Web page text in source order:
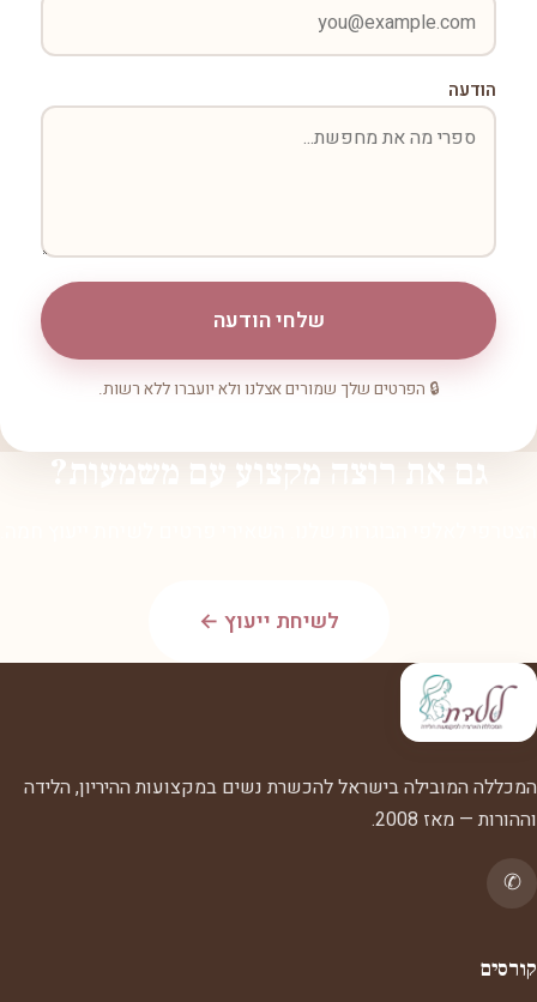
הודעה
שלחי הודעה
🔒 הפרטים שלך שמורים אצלנו ולא יועברו ללא רשות.
גם את רוצה מקצוע עם משמעות?
לשיחת ייעוץ ←
המכללה המובילה בישראל להכשרת נשים במקצועות ההיריון, הלידה
וההורות — מאז 2008.
✆
קורסים